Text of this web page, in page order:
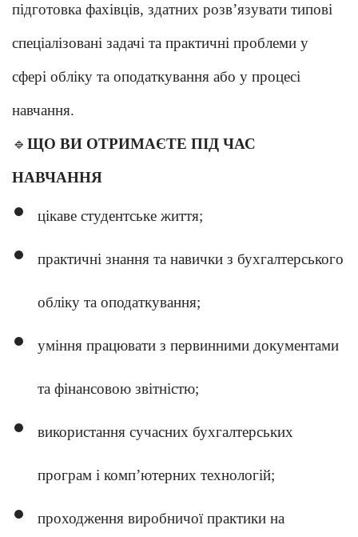
підготовка фахівців, здатних розв’язувати типові
спеціалізовані задачі та практичні проблеми у
сфері обліку та оподаткування або у процесі
навчання.
🔹 ЩО ВИ ОТРИМАЄТЕ ПІД ЧАС
НАВЧАННЯ
цікаве студентське життя;
практичні знання та навички з бухгалтерського
обліку та оподаткування;
уміння працювати з первинними документами
та фінансовою звітністю;
використання сучасних бухгалтерських
програм і комп’ютерних технологій;
проходження виробничої практики на